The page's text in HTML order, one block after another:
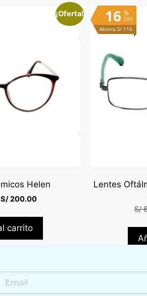
¡Oferta!
Helen
S/200.00
carrito
%
OFF
16
Ahorra S/ 110
Lentes
S/